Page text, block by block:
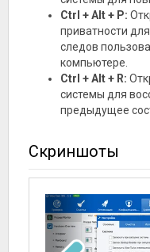
Ctrl + Alt + P:
приватности
следов
компьютере.
Ctrl + Alt + R:
системы для
предыдущее
Скриншоты